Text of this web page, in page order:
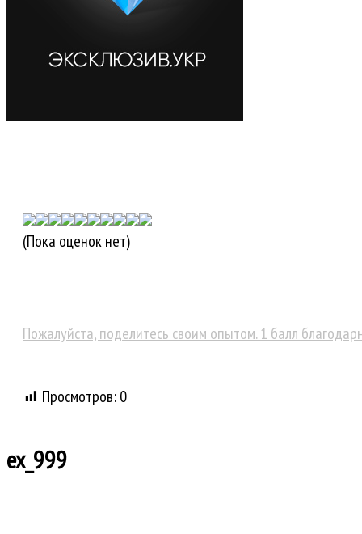
(Пока оценок нет)
Пожалуйста, поделитесь своим опытом. 1 балл
Просмотров:0
ex_999